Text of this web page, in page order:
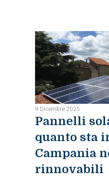
9 Dicembre 2025
Pannelli
quanto sta
Campania
rinnovabili